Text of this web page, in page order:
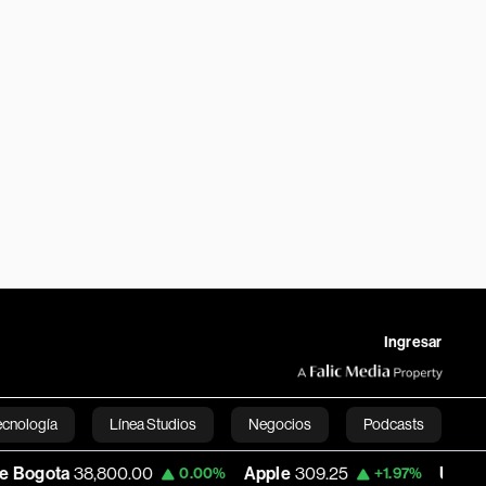
Ingresar
Línea Studios Negocios Podcasts
English0.00% Apple 309.25 +1.97% USD COP 3,195.99